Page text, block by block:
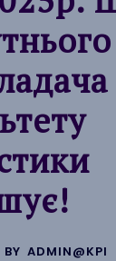
BY ADMIN@KPI